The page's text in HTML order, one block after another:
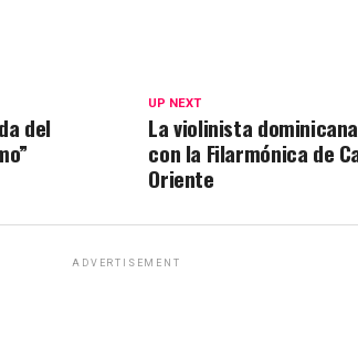
UP NEXT
La violinista
con la Filarmónica de
Oriente
del
ADVERTISEMENT